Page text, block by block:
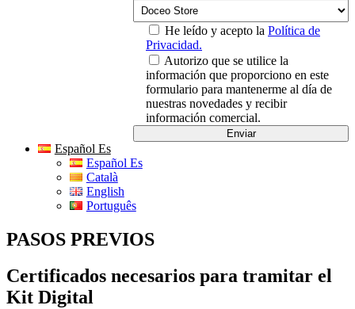
He leído y acepto la Política de
Privacidad.
Autorizo que se utilice la
información que proporciono en este
formulario para mantenerme al día de
nuestras novedades y recibir
información comercial.
Español Es
Español Es
Català
English
Português
PASOS PREVIOS
Certificados necesarios para tramitar el
Kit Digital